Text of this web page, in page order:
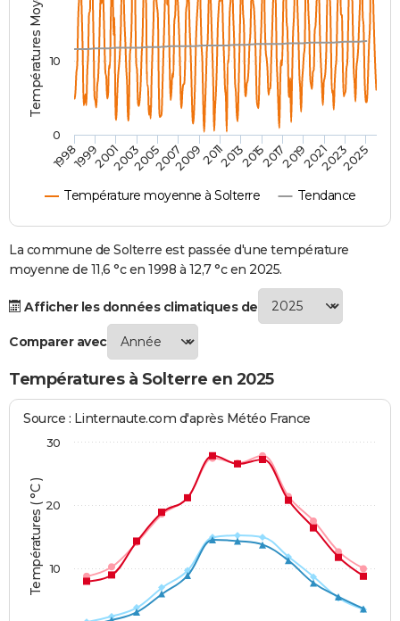
Destinations
City break
Voyage nature
Voyage de noces
Forum
Climat
PHOTO
GUIDES D'ACHAT
BONS PLANS
CARTE DE VOEUX
Carte de Noël
Carte Bonne année
Carte Saint-Valentin
Carte Pâques
Carte d'anniversaire
DICTIONNAIRE
Dictionnaire
Biographies
Citations
Expressions
Proverbes
PROGRAMME TV
S'inscrire
Se connecter
Lycées
Collèges
Primaires
Universités
Entreprises
Service militaire
Avis de recherche
AVIS DE DÉCÈS
FORUM
Bricolage
Lifestyle
Culture
Sport
Auto
Television
Voyage
Cinema
Température moyenne à Solterre Tendance
199819992001200320052007200920112013201520172019202120232025
0
10
La commune de Solterre est passée d'une température
moyenne de 11,6 °c en 1998 à 12,7 °c en 2025.
Afficher les données climatiques de
Comparer avec
Températures à Solterre en 2025
Températures ( °C )
Source : Linternaute.com d'après Météo France
10
20
30